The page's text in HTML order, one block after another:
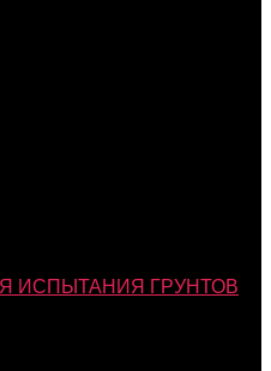
ИСПЫТАНИЯ ГРУНТОВ